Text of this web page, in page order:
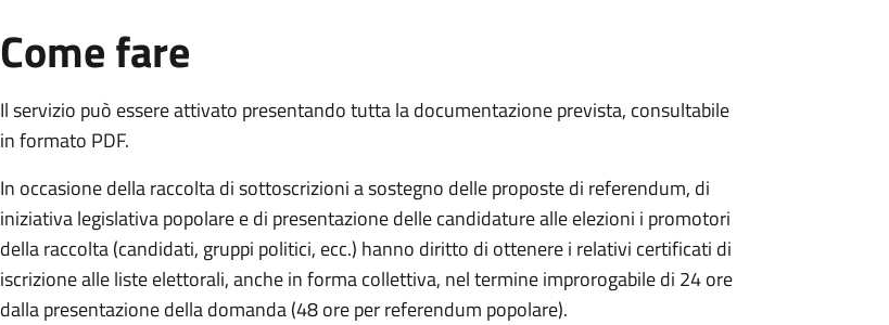
Come fare
Il servizio può essere attivato presentando tutta la documentazione prevista, consultabile
in formato PDF.
In occasione della raccolta di sottoscrizioni a sostegno delle proposte di referendum, di
iniziativa legislativa popolare e di presentazione delle candidature alle elezioni i promotori
della raccolta (candidati, gruppi politici, ecc.) hanno diritto di ottenere i relativi certificati di
iscrizione alle liste elettorali, anche in forma collettiva, nel termine improrogabile di 24 ore
dalla presentazione della domanda (48 ore per referendum popolare).